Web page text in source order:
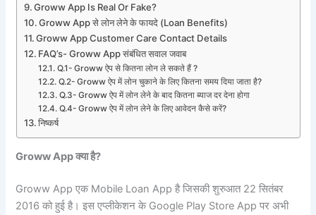
Groww App Is Real Or Fake?
Groww App से लोन लेने के फायदे (Loan Benefits)
Groww App Customer Care Contact Details
FAQ’s- Groww App संबंधित सवाल जवाब
Q.1- Groww ऐप से कितना लोन ले सकते हैं ?
Q.2- Groww ऐप में लोन चुकाने के लिए कितना समय दिया जाता है?
Q.3- Groww ऐप में लोन लेने के बाद कितना ब्याज दर देना होगा
Q.4- Groww ऐप में लोन लेने के लिए आवेदन कैसे करें?
निष्कर्ष
Groww App क्या है?
Groww App एक Mobile Loan App है जिसकी शुरुआत 22 सितंबर
2016 को हुई है। इस एप्लीकेशन के Google Play Store App पर अभी